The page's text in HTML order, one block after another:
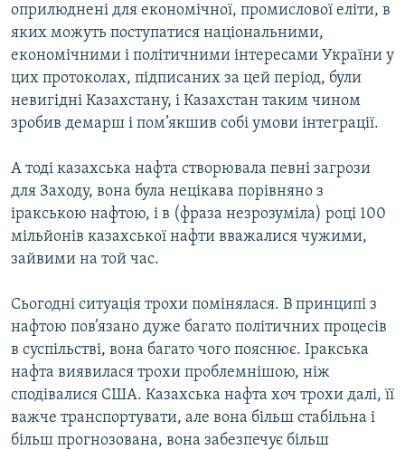
оприлюднені для економічної, промислової еліти, в
яких можуть поступатися національними,
економічними і політичними інтересами України у
цих протоколах, підписаних за цей період, були
невигідні Казахстану, і Казахстан таким чином
зробив демарш і пом’якшив собі умови інтеграції.
А тоді казахська нафта створювала певні загрози
для Заходу, вона була нецікава порівняно з
іракською нафтою, і в (фраза незрозуміла) році 100
мільйонів казахської нафти вважалися чужими,
зайвими на той час.
Сьогодні ситуація трохи помінялася. В принципі з
нафтою пов’язано дуже багато політичних процесів
в суспільстві, вона багато чого пояснює. Іракська
нафта виявилася трохи проблемнішою, ніж
сподівалися США. Казахська нафта хоч трохи далі, її
важче транспортувати, але вона більш стабільна і
більш прогнозована, вона забезпечує більш